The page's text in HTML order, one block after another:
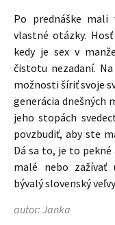
Po prednáške mali
vlastné otázky.
kedy je sex v
čistotu nezadaní.
možnosti šíriť svoje
generácia dnešných
jeho stopách
povzbudiť, aby ste
Dá sa to, je to
malé nebo
bývalý slovenský
autor: Janka